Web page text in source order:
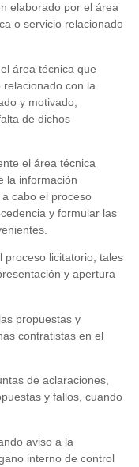
elaborado por el área
o servicio relacionado
área técnica que
con la
y motivado,
de dichos
el área técnica
la información
cabo el proceso
y formular las
proceso licitatorio, tales
y apertura
propuestas y
contratistas en el
de aclaraciones,
y fallos, cuando
aviso a la
interno de control